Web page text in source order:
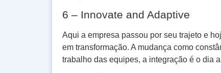
6 – Innovate and Adaptive
Aqui a empresa passou por seu trajeto e
em transformação. A mudança como
trabalho das equipes, a integração é o dia